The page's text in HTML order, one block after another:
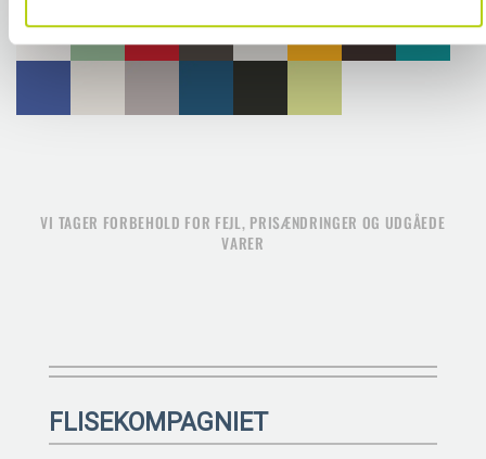
VI TAGER FORBEHOLD FOR FEJL, PRISÆNDRINGER OG UDGÅEDE
VARER
FLISEKOMPAGNIET